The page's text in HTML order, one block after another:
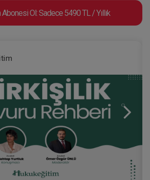
Ol: Sadece 5490 TL / Yıllık